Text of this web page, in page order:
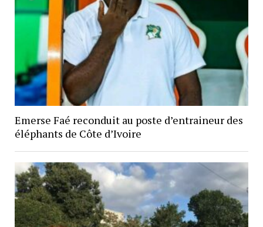
Emerse Faé reconduit au poste d’entraineur des
éléphants de Côte d’Ivoire